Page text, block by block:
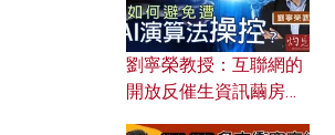
劉寧榮教授：互聯網的
開放反催生資訊繭房，